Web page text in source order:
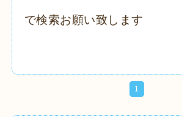
で検索お願い致します
1